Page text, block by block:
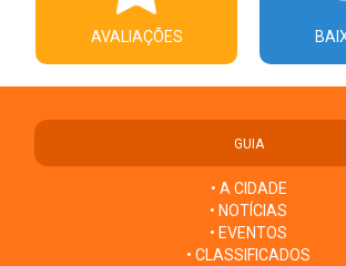
AVALIAÇÕES
GUIA
• A CIDADE
• NOTÍCIAS
• EVENTOS
• CLASSIFICADOS